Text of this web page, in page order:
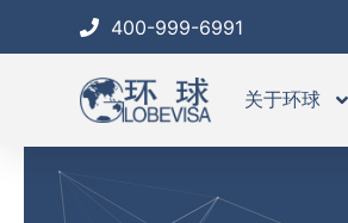
400-999-6991
关于环球